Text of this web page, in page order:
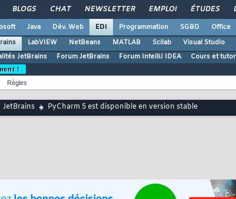
BLOGS CHAT NEWSLETTER EMPLOI ÉTUDES
Java Dév. Web EDI Programmation SGBD Office
LabVIEW NetBeans MATLAB Scilab Visual Studio
JetBrains
Forum JetBrains Forum IntelliJ IDEA Cours et
!
Règles
JetBrains PyCharm 5 est disponible en version stable